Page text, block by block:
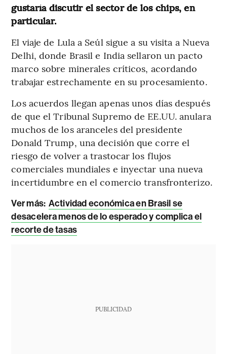
gustaría discutir el sector de los chips, en
particular.
El viaje de Lula a Seúl sigue a su visita a Nueva
Delhi, donde Brasil e India sellaron un pacto
marco sobre minerales críticos, acordando
trabajar estrechamente en su procesamiento.
Los acuerdos llegan apenas unos días después
de que el Tribunal Supremo de EE.UU. anulara
muchos de los aranceles del presidente
Donald Trump, una decisión que corre el
riesgo de volver a trastocar los flujos
comerciales mundiales e inyectar una nueva
incertidumbre en el comercio transfronterizo.
Ver más: Actividad económica en Brasil se
desacelera menos de lo esperado y complica el
recorte de tasas
PUBLICIDAD